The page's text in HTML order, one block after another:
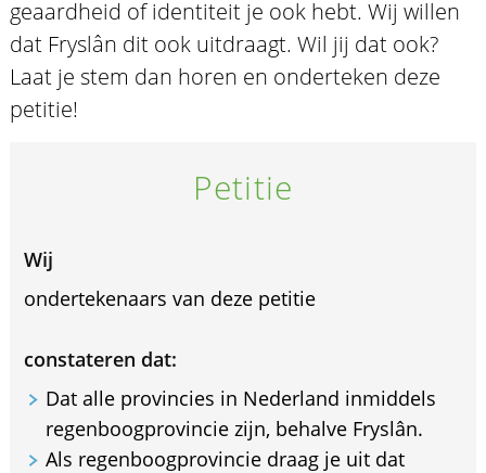
geaardheid of identiteit je ook hebt. Wij willen
dat Fryslân dit ook uitdraagt. Wil jij dat ook?
Laat je stem dan horen en onderteken deze
petitie!
Petitie
Wij
ondertekenaars van deze petitie
constateren dat:
Dat alle provincies in Nederland inmiddels
regenboogprovincie zijn, behalve Fryslân.
Als regenboogprovincie draag je uit dat